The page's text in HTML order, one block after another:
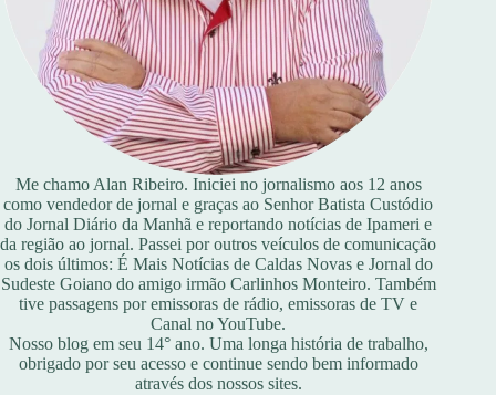
Me chamo Alan Ribeiro. Iniciei no jornalismo aos 12 anos
como vendedor de jornal e graças ao Senhor Batista Custódio
do Jornal Diário da Manhã e reportando notícias de Ipameri e
da região ao jornal. Passei por outros veículos de comunicação
os dois últimos: É Mais Notícias de Caldas Novas e Jornal do
Sudeste Goiano do amigo irmão Carlinhos Monteiro. Também
tive passagens por emissoras de rádio, emissoras de TV e
Canal no YouTube.
Nosso blog em seu 14° ano. Uma longa história de trabalho,
obrigado por seu acesso e continue sendo bem informado
através dos nossos sites.